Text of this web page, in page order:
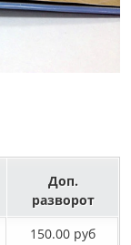
Доп.
разворот
150.00 руб